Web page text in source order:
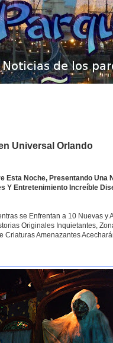
Universal Orlando
Noche, Presentando Una
Y Entretenimiento Increíble
se Enfrentan a 10 Nuevas y
Originales Inquietantes,
Amenazantes